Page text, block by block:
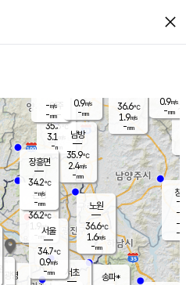
close
양주
35.3℃
3.1
-mm
36.6℃
1.9m/s
-mm
창
-
-m/
-
0.9m/s
-mm
광명
은평
36.2℃
1.9 m/s
- mm
노원
36.6℃
1.6m/s
-mm
송파*
서초
남방
35.9℃
2.4m/s
-mm
장흥면
34.2℃
-m/s
-mm
-m/s
-mm
서울
34.7℃
0.9m/s
-mm
0.9m/s
-mm